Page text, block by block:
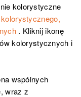
kolorystyczne
. Kliknij ikonę
kolorystycznych i
wspólnych
wraz z